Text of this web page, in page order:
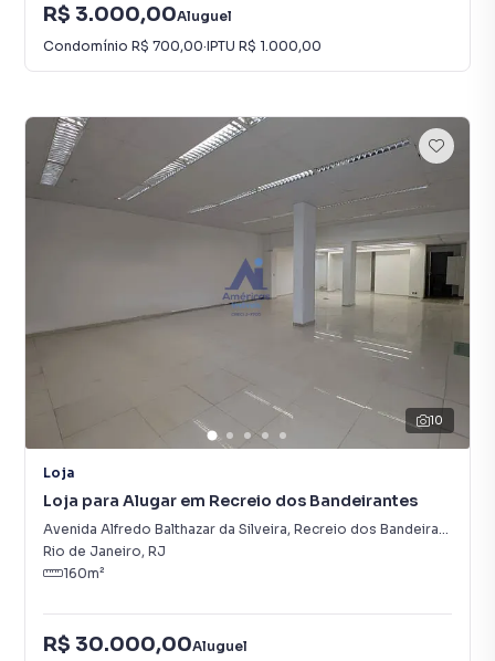
R$ 3.000,00Aluguel
Condomínio R$ 700,00·IPTU R$ 1.000,00
10
Loja
Loja para Alugar em Recreio dos Bandeirantes
Avenida Alfredo Balthazar da Silveira, Recreio dos Bandeirantes
Rio de Janeiro, RJ
160m²
R$ 30.000,00Aluguel